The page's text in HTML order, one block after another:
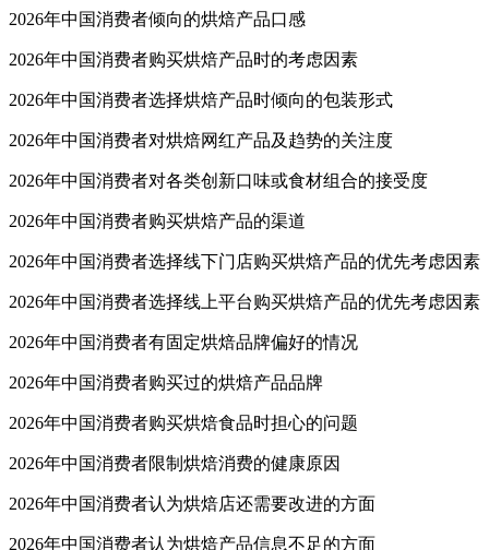
2026年中国消费者倾向的烘焙产品口感
2026年中国消费者购买烘焙产品时的考虑因素
2026年中国消费者选择烘焙产品时倾向的包装形式
2026年中国消费者对烘焙网红产品及趋势的关注度
2026年中国消费者对各类创新口味或食材组合的接受度
2026年中国消费者购买烘焙产品的渠道
2026年中国消费者选择线下门店购买烘焙产品的优先考虑因素
2026年中国消费者选择线上平台购买烘焙产品的优先考虑因素
2026年中国消费者有固定烘焙品牌偏好的情况
2026年中国消费者购买过的烘焙产品品牌
2026年中国消费者购买烘焙食品时担心的问题
2026年中国消费者限制烘焙消费的健康原因
2026年中国消费者认为烘焙店还需要改进的方面
2026年中国消费者认为烘焙产品信息不足的方面